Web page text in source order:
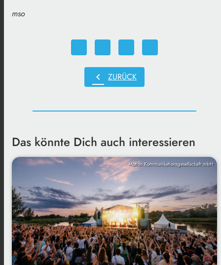
mso
chevron_left ZURÜCK
Das könnte Dich auch interessieren
Motion Kommunikationsgesellschaft mbH